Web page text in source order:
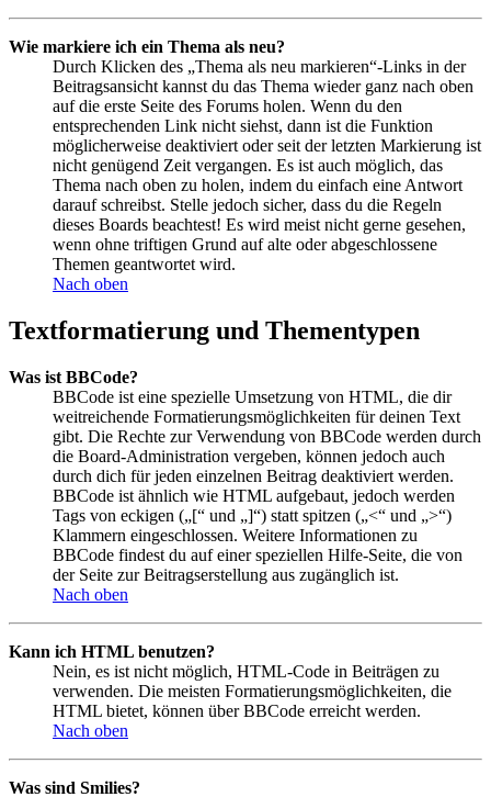
Wie markiere ich ein Thema als neu?
Durch Klicken des „Thema als neu markieren“-Links in der
Beitragsansicht kannst du das Thema wieder ganz nach oben
auf die erste Seite des Forums holen. Wenn du den
entsprechenden Link nicht siehst, dann ist die Funktion
möglicherweise deaktiviert oder seit der letzten Markierung ist
nicht genügend Zeit vergangen. Es ist auch möglich, das
Thema nach oben zu holen, indem du einfach eine Antwort
darauf schreibst. Stelle jedoch sicher, dass du die Regeln
dieses Boards beachtest! Es wird meist nicht gerne gesehen,
wenn ohne triftigen Grund auf alte oder abgeschlossene
Themen geantwortet wird.
Nach oben
Textformatierung und Thementypen
Was ist BBCode?
BBCode ist eine spezielle Umsetzung von HTML, die dir
weitreichende Formatierungsmöglichkeiten für deinen Text
gibt. Die Rechte zur Verwendung von BBCode werden durch
die Board-Administration vergeben, können jedoch auch
durch dich für jeden einzelnen Beitrag deaktiviert werden.
BBCode ist ähnlich wie HTML aufgebaut, jedoch werden
Tags von eckigen („[“ und „]“) statt spitzen („<“ und „>“)
Klammern eingeschlossen. Weitere Informationen zu
BBCode findest du auf einer speziellen Hilfe-Seite, die von
der Seite zur Beitragserstellung aus zugänglich ist.
Nach oben
Kann ich HTML benutzen?
Nein, es ist nicht möglich, HTML-Code in Beiträgen zu
verwenden. Die meisten Formatierungsmöglichkeiten, die
HTML bietet, können über BBCode erreicht werden.
Nach oben
Was sind Smilies?